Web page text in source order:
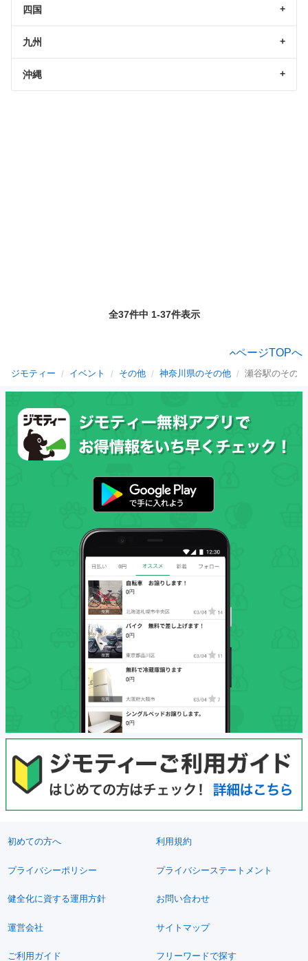
四国
九州
沖縄
全37件中 1-37件表示
ページTOPへ
ジモティー イベント その他 神奈川県のその他 瀬谷駅のその他
初めての方へ 利用規約
プライバシーポリシー プライバシーステートメント
健全化に資する運用方針 お問い合わせ
運営会社 サイトマップ
ご利用ガイド フリーワードで探す